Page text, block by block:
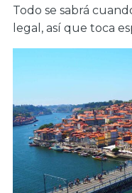
Todo se sabrá
legal, así que toca